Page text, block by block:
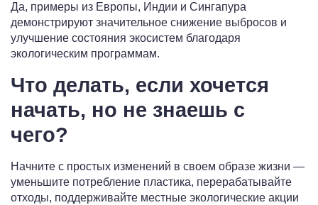
Да, примеры из Европы, Индии и Сингапура
демонстрируют значительное снижение выбросов и
улучшение состояния экосистем благодаря
экологическим программам.
Что делать, если хочется
начать, но не знаешь с
чего?
Начните с простых изменений в своем образе жизни —
уменьшите потребление пластика, перерабатывайте
отходы, поддерживайте местные экологические акции